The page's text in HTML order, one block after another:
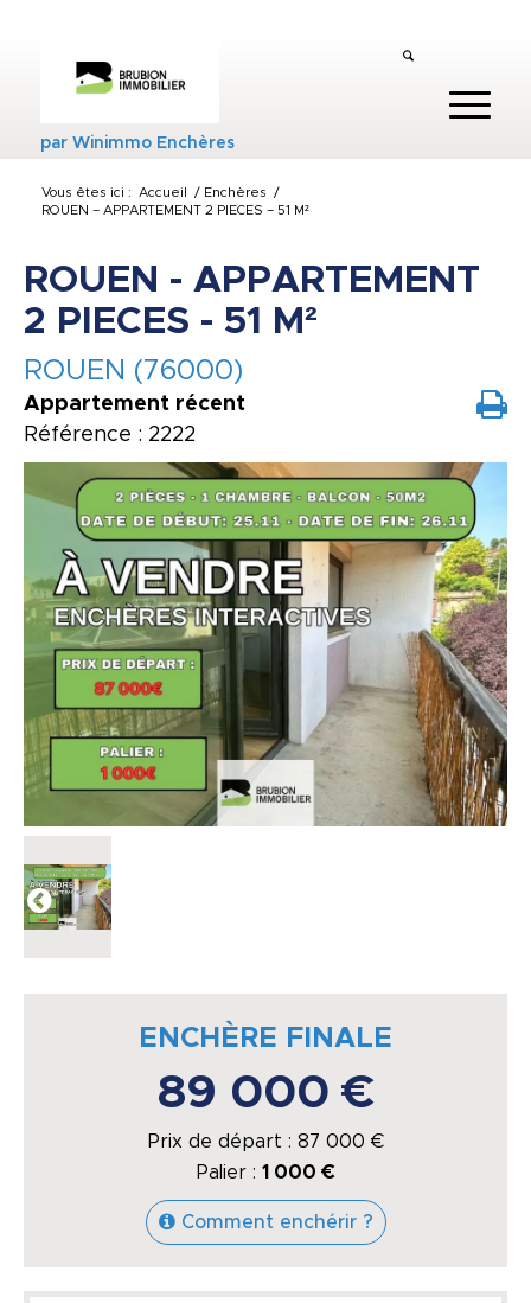
parWinimmo Enchères
Vous êtes ici : Accueil / Enchères
/
ROUEN – APPARTEMENT 2 PIECES – 51 M²
ROUEN - APPARTEMENT
2 PIECES - 51 M²
ROUEN (76000)
Appartement récent
Référence : 2222
ENCHÈRE FINALE
89 000 €
Prix de départ : 87 000 €
Palier : 1 000 €
Comment enchérir ?